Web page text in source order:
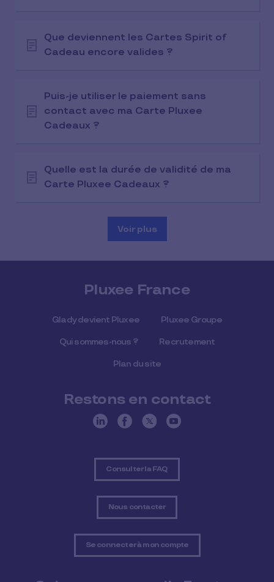
Que deviennent les Cartes Spirit of
Cadeau encore valides ?
Puis-je utiliser le paiement sans
contact avec ma Carte Pluxee
Cadeaux ?
Quelle est la durée de validité de ma
Carte Pluxee Cadeaux ?
Voir plus
Pluxee France
Glady devient Pluxee Pluxee Groupe
Qui sommes-nous ? Recrutement
Plan du site
Restons en contact
Consulter la FAQ
Nous contacter
Se connecter à mon compte